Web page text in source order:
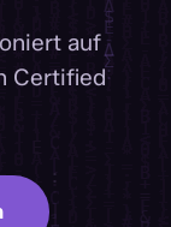
auf
Certified